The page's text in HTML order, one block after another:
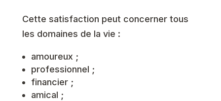
Cette satisfaction peut concerner tous
les domaines de la vie :
amoureux ;
professionnel ;
financier ;
amical ;